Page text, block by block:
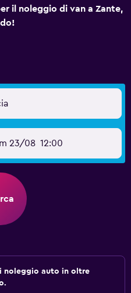
il noleggio di van a Zante,
23/08 12:00
noleggio auto in oltre